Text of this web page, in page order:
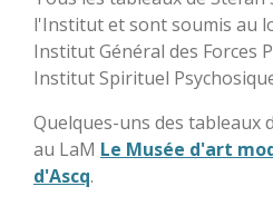
l'Institut et sont soumis au
Institut Général des Forces
Institut Spirituel
Quelques-uns des tableaux
au LaM Le Musée d'art
d'Ascq.